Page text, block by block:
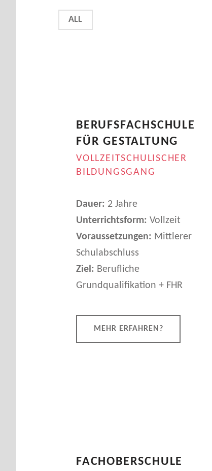
ALL
BERUFSFACHSCHULE
FÜR GESTALTUNG
VOLLZEITSCHULISCHER
BILDUNGSGANG
Dauer: 2 Jahre
Unterrichtsform: Vollzeit
Voraussetzungen: Mittlerer
Schulabschluss
Ziel: Berufliche
Grundqualifikation + FHR
MEHR ERFAHREN?
FACHOBERSCHULE